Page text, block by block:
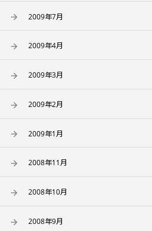
2009年7月
2009年4月
2009年3月
2009年2月
2009年1月
2008年11月
2008年10月
2008年9月